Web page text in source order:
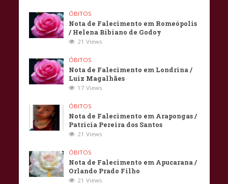
ÓBITOS
Nota de Falecimento em Romeópolis
/ Helena Bibiano de Godoy
21 Views
ÓBITOS
Nota de Falecimento em Londrina /
Luiz Magalhães
17 Views
ÓBITOS
Nota de Falecimento em Arapongas /
Patricia Pereira dos Santos
21 Views
ÓBITOS
Nota de Falecimento em Apucarana /
Orlando Prado Filho
21 Views